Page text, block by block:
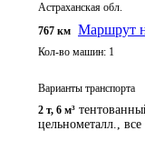
Астраханская обл.
767 км Маршрут
Кол-во машин: 1
Варианты транспорта
2 т, 6 м³
цельнометалл.,